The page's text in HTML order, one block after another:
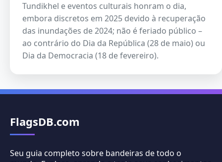
Tundikhel e eventos culturais honram o dia,
embora discretos em 2025 devido à recuperação
das inundações de 2024; não é feriado público –
ao contrário do Dia da República (28 de maio) ou
Dia da Democracia (18 de fevereiro).
FlagsDB.com
Seu guia completo sobre bandeiras de todo o